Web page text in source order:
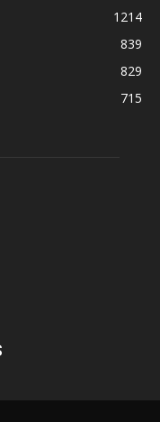
1214
839
829
715